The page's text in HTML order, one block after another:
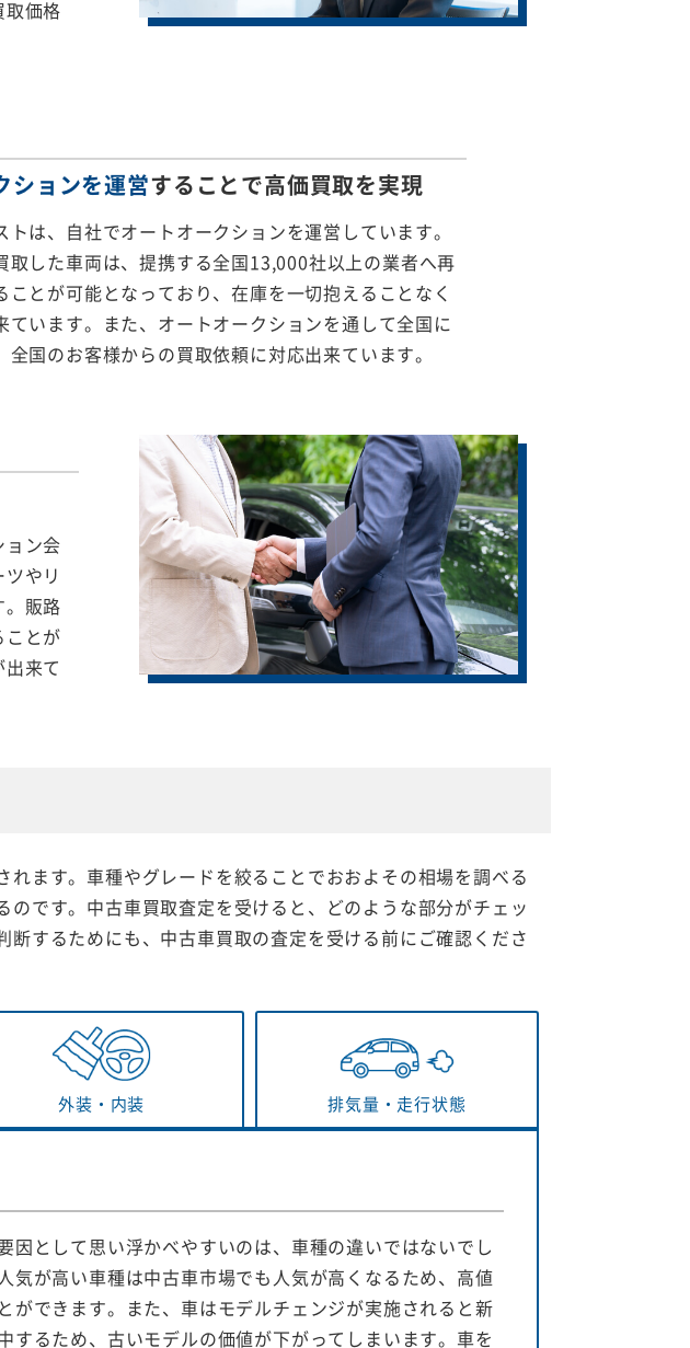
取価格
ションを運営することで高価買取を実現
は、自社でオートオークションを運営しています。
取した車両は、提携する全国13,000社以上の業者へ再
ことが可能となっており、在庫を一切抱えることなく
ています。また、オートオークションを通して全国に
国のお客様からの買取依頼に対応出来ています。
ン会
やリ
販路
とが
来て
ます。車種やグレードを絞ることでおおよその相場を調べる
です。中古車買取査定を受けると、どのような部分がチェッ
するためにも、中古車買取の査定を受ける前にご確認くださ
外装・ 内装 排気量・ 走行状態
因として思い浮かべやすいのは、車種の違いではないでし
気が高い車種は中古車市場でも人気が高くなるため、高値
ができます。また、車はモデルチェンジが実施されると新
するため、古いモデルの価値が下がってしまいます。車を